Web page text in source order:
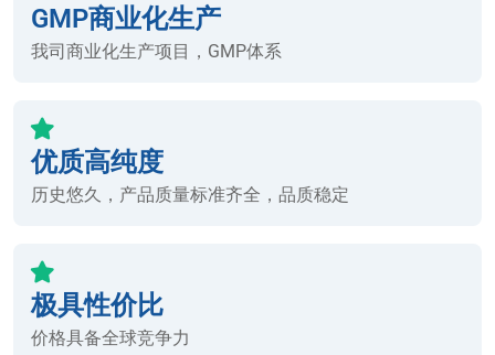
GMP商业化生产
我司商业化生产项目，GMP体系
优质高纯度
历史悠久，产品质量标准齐全，品质稳定
极具性价比
价格具备全球竞争力